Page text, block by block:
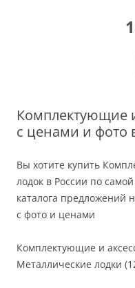
Комплектующие
с ценами и фото
Вы хотите купить
лодок в России по
каталога предложений
с фото и ценами
Комплектующие и
Металлические лодки